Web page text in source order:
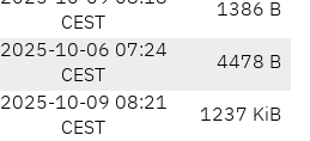
CEST
1386 B
2025-10-06 07:24
CEST
4478 B
2025-10-09 08:21
CEST
1237 KiB